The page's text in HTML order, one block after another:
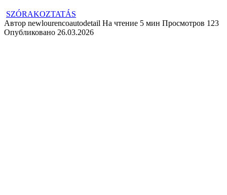
SZÓRAKOZTATÁS
Автор newlourencoautodetail На чтение 5 мин Просмотров 123
Опубликовано 26.03.2026